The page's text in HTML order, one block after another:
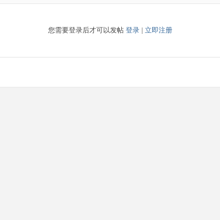
您需要登录后才可以发帖 登录| 立即注册